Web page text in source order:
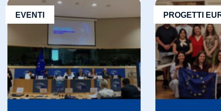
EVENTI PROGETTI